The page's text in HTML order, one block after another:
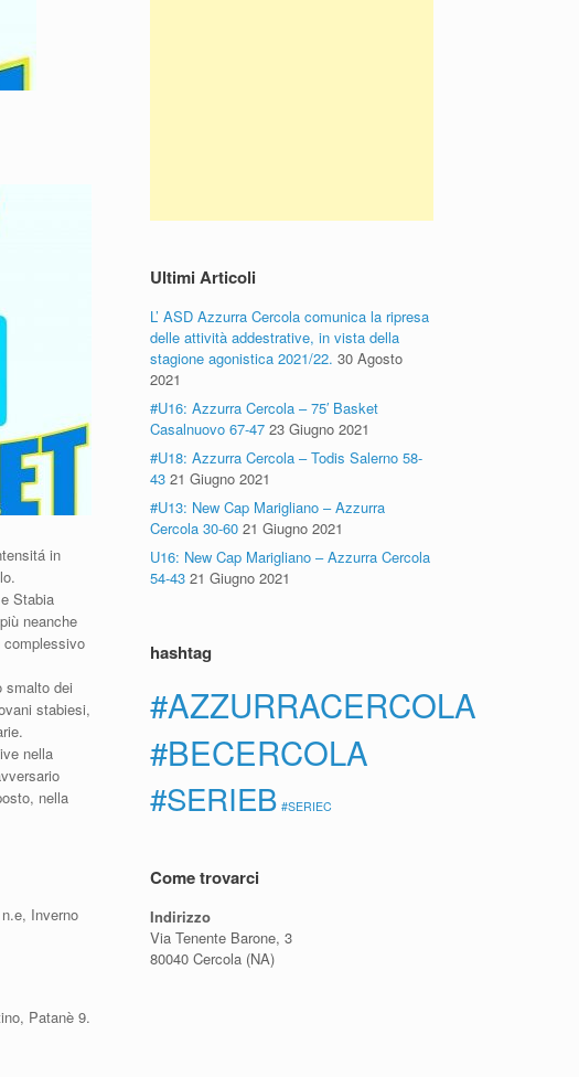
in
Stabia
neanche
complessivo
smalto dei
stabiesi,
nella
nella
Inverno
Patanè 9.
Ultimi Articoli
L’ ASD Azzurra Cercola comunica la ripresa
delle attività addestrative, in vista della
stagione agonistica 2021/22. 30 Agosto
2021
#U16: Azzurra Cercola – 75′ Basket
Casalnuovo 67-47 23 Giugno 2021
#U18: Azzurra Cercola – Todis Salerno 58-
43 21 Giugno 2021
#U13: New Cap Marigliano – Azzurra
Cercola 30-60 21 Giugno 2021
U16: New Cap Marigliano – Azzurra Cercola
54-43 21 Giugno 2021
hashtag
#AZZURRACERCOLA
#BECERCOLA
#SERIEB #SERIEC
Come trovarci
Indirizzo
Via Tenente Barone, 3
80040 Cercola (NA)